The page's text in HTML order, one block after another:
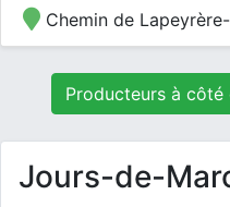
Chemin de
Producteurs à
Jours-de-